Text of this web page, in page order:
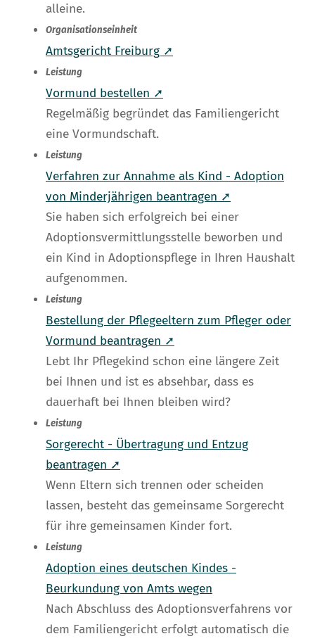
alleine.
Organisationseinheit
Amtsgericht Freiburg ➚
Leistung
Vormund bestellen ➚
Regelmäßig begründet das Familiengericht
eine Vormundschaft.
Leistung
Verfahren zur Annahme als Kind - Adoption
von Minderjährigen beantragen ➚
Sie haben sich erfolgreich bei einer
Adoptionsvermittlungsstelle beworben und
ein Kind in Adoptionspflege in Ihren Haushalt
aufgenommen.
Leistung
Bestellung der Pflegeeltern zum Pfleger oder
Vormund beantragen ➚
Lebt Ihr Pflegekind schon eine längere Zeit
bei Ihnen und ist es absehbar, dass es
dauerhaft bei Ihnen bleiben wird?
Leistung
Sorgerecht - Übertragung und Entzug
beantragen ➚
Wenn Eltern sich trennen oder scheiden
lassen, besteht das gemeinsame Sorgerecht
für ihre gemeinsamen Kinder fort.
Leistung
Adoption eines deutschen Kindes -
Beurkundung von Amts wegen
Nach Abschluss des Adoptionsverfahrens vor
dem Familiengericht erfolgt automatisch die